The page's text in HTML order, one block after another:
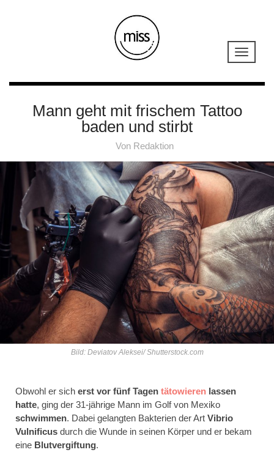
Mann geht mit frischem Tattoo
baden und stirbt
Von Redaktion
Bild: Deviatov Aleksei/ Shutterstock.com
Obwohl er sich erst vor fünf Tagen tätowieren lassen
hatte, ging der 31-jährige Mann im Golf von Mexiko
schwimmen. Dabei gelangten Bakterien der Art Vibrio
Vulnificus durch die Wunde in seinen Körper und er bekam
eine Blutvergiftung.